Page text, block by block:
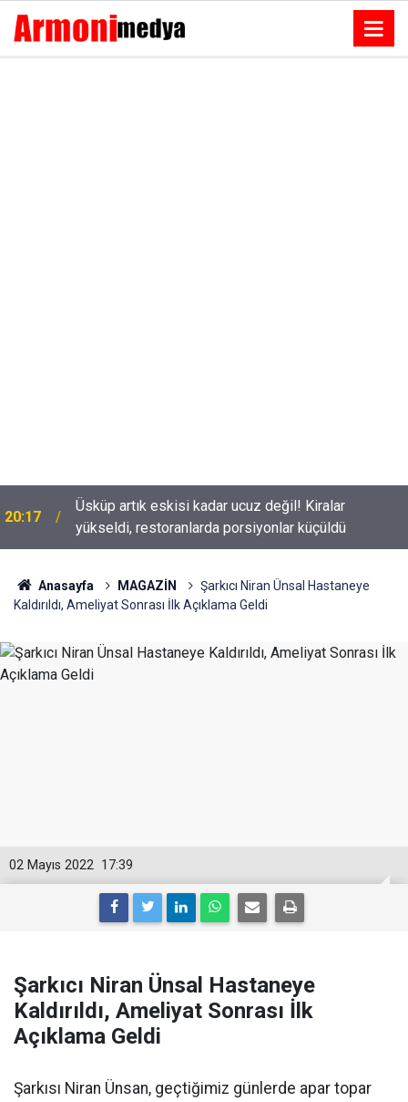
18:53
Tolga Sarıtaş veda ediyor mu? Yeni sezon kararı
belli oldu
Anasayfa MAGAZİN
Şarkıcı Niran Ünsal Hastaneye
Kaldırıldı, Ameliyat Sonrası İlk Açıklama Geldi
17:39
02 Mayıs 2022
Şarkıcı Niran Ünsal Hastaneye
Kaldırıldı, Ameliyat Sonrası İlk
Açıklama Geldi
Şarkısı Niran Ünsan, geçtiğimiz günlerde apar topar